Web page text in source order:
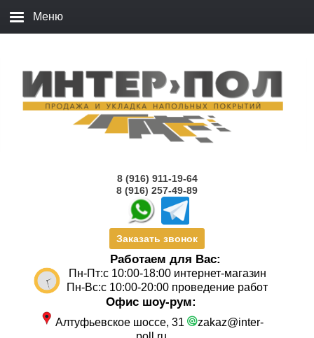
8 (916) 911-19-64
8 (916) 257-49-89
Заказать звонок
Работаем для Вас:
Пн-Пт:с 10:00-18:00 интернет-магазин
Пн-Вс:с 10:00-20:00 проведение работ
Офис шоу-рум:
Алтуфьевское шоссе, 31
zakaz@inter-